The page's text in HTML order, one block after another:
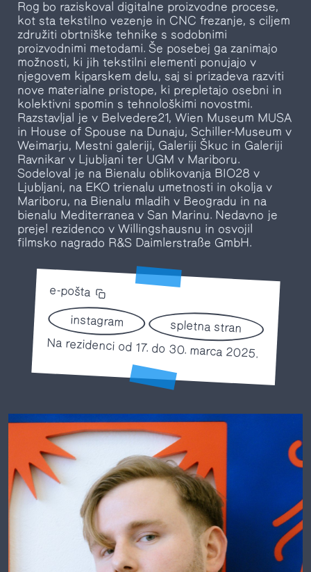
Rog bo raziskoval digitalne proizvodne procese,
kot sta tekstilno vezenje in CNC frezanje, s ciljem
združiti obrtniške tehnike s sodobnimi
proizvodnimi metodami. Še posebej ga zanimajo
možnosti, ki jih tekstilni elementi ponujajo v
njegovem kiparskem delu, saj si prizadeva razviti
nove materialne pristope, ki prepletajo osebni in
kolektivni spomin s tehnološkimi novostmi.
Razstavljal je v Belvedere21, Wien Museum MUSA
in House of Spouse na Dunaju, Schiller-Museum v
Weimarju, Mestni galeriji, Galeriji Škuc in Galeriji
Ravnikar v Ljubljani ter UGM v Mariboru.
Sodeloval je na Bienalu oblikovanja BIO28 v
Ljubljani, na EKO trienalu umetnosti in okolja v
Mariboru, na Bienalu mladih v Beogradu in na
bienalu Mediterranea v San Marinu. Nedavno je
prejel rezidenco v Willingshausnu in osvojil
filmsko nagrado R&S Daimlerstraße GmbH.
e-pošta
instagram spletna stran
Na rezidenci od 17. do 30. marca 2025.